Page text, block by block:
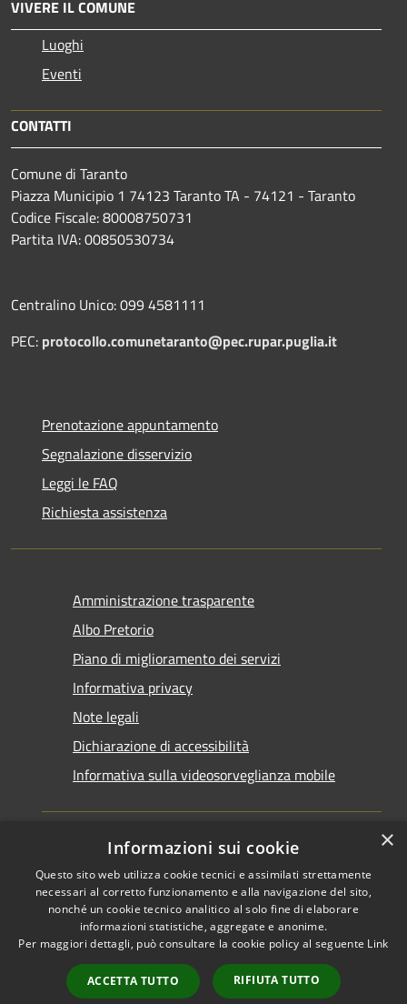
VIVERE IL COMUNE
Luoghi
Eventi
CONTATTI
Comune di Taranto
Piazza Municipio 1 74123 Taranto TA - 74121 - Taranto
Codice Fiscale: 80008750731
Partita IVA: 00850530734
Centralino Unico: 099 4581111
PEC: protocollo.comunetaranto@pec.rupar.puglia.it
Prenotazione appuntamento
Segnalazione disservizio
Leggi le FAQ
Richiesta assistenza
Amministrazione trasparente
Albo Pretorio
Piano di miglioramento dei servizi
Informativa privacy
Note legali
Dichiarazione di accessibilità
Informativa sulla videosorveglianza mobile
RSS
Accessibilità
Cookie
Mappa del sito
Area riservata del
Copyright © 2026 • Comune di
Taranto • Powered by
Municipium•Accesso
redazione
×
Informazioni sui cookie
Questo sito web utilizza cookie tecnici e assimilati strettamente
necessari al corretto funzionamento e alla navigazione del sito,
nonché un cookie tecnico analitico al solo fine di elaborare
informazioni statistiche, aggregate e anonime.
Per maggiori dettagli, può consultare la cookie policy al seguente Link
ACCETTA TUTTO RIFIUTA TUTTO